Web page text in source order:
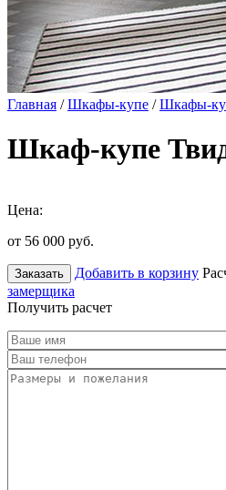
Главная /Шкафы-купе /Шкафы-
Шкаф-купе
Цена:
от 56 000 руб.
Заказать Добавить в корзину
замерщика
Получить расчет